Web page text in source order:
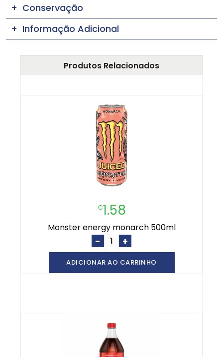
Conservação
Informação Adicional
Produtos Relacionados
€1.58
monster energy monarch 500ml
- +
ADICIONAR AO CARRINHO